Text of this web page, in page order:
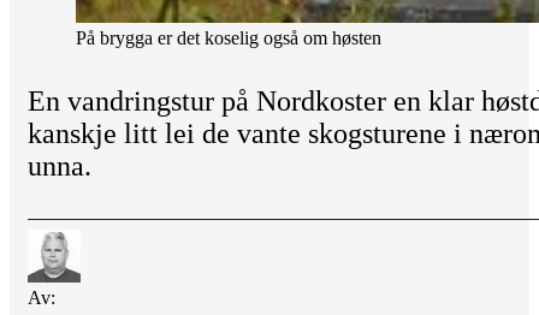
På brygga er det koselig også om høsten
En vandringstur på Nordkoster en klar
kanskje litt lei de vante skogsturene i
unna.
Av: